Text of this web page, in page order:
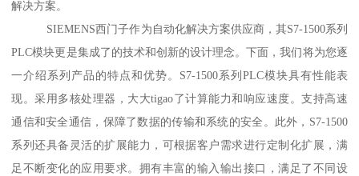
解决方案。
SIEMENS西门子作为自动化解决方案供应商，其S7-1500系列
PLC模块更是集成了的技术和创新的设计理念。下面，我们将为您逐
一介绍系列产品的特点和优势。S7-1500系列PLC模块具有性能表
现。采用多核处理器，大大tigao了计算能力和响应速度。支持高速
通信和安全通信，保障了数据的传输和系统的安全。此外，S7-1500
系列还具备灵活的扩展能力，可根据客户需求进行定制化扩展，满
足不断变化的应用要求。拥有丰富的输入输出接口，满足了不同设